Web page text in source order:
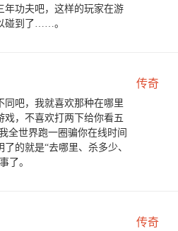
功夫吧，这样的玩家在游
碰到了……。
传奇
同吧，我就喜欢那种在哪里
戏，不喜欢打两下给你看五
全世界跑一圈骗你在线时间
的就是“去哪里、杀多少、
了。
传奇